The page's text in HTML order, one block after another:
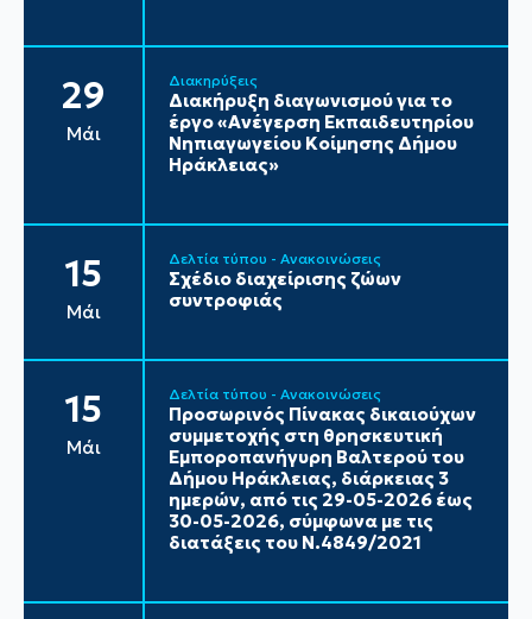
29
Μάι
Διακηρύξεις
Διακήρυξη διαγωνισμού για το
έργο «Ανέγερση Εκπαιδευτηρίου
Νηπιαγωγείου Κοίμησης Δήμου
Ηράκλειας»
15
Μάι
Δελτία τύπου - Ανακοινώσεις
Σχέδιο διαχείρισης ζώων
συντροφιάς
15
Μάι
Δελτία τύπου - Ανακοινώσεις
Προσωρινός Πίνακας δικαιούχων
συμμετοχής στη θρησκευτική
Εμποροπανήγυρη Βαλτερού του
Δήμου Ηράκλειας, διάρκειας 3
ημερών, από τις 29-05-2026 έως
30-05-2026, σύμφωνα με τις
διατάξεις του Ν.4849/2021